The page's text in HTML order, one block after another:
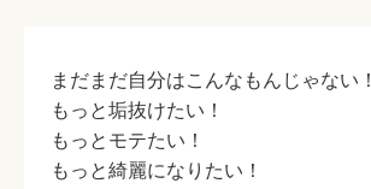
まだまだ自分はこんなもんじゃない！
もっと垢抜けたい！
もっとモテたい！
もっと綺麗になりたい！